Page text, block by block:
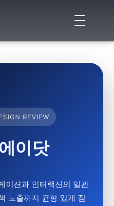
메
뉴
기
REVIEW
이닷
이션과 인터랙션의 일관
노출까지 균형 있게 점